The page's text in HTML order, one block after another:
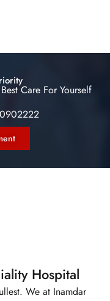
Care For Yourself
Hospital
We at Inamdar